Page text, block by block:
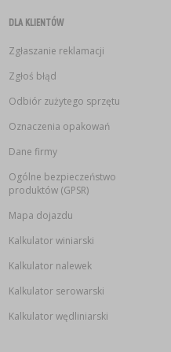
DLA KLIENTÓW
Zgłaszanie reklamacji
Zgłoś błąd
Odbiór zużytego sprzętu
Oznaczenia opakowań
Dane firmy
Ogólne bezpieczeństwo
produktów (GPSR)
Mapa dojazdu
Kalkulator winiarski
Kalkulator nalewek
Kalkulator serowarski
Kalkulator wędliniarski